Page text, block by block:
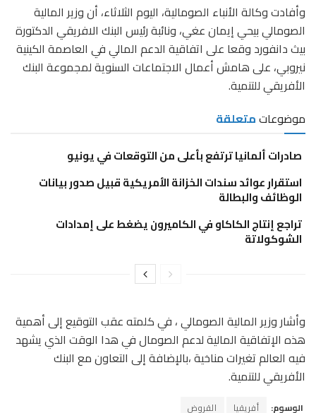
وأفادت وكالة الأنباء الصومالية، اليوم الثلاثاء، أن وزير المالية
الصومالي بيحي إيمان عغي، ونائبة رئيس البنك الافريقي الدكتورة
بيث دانفورد وقعا على اتفاقية الدعم المالي في العاصمة الكينية
نيروبي، على هامش أعمال الاجتماعات السنوية لمجموعة البنك
الأفريقي للتنمية.
موضوعاتمتعلقة
صادرات ألمانيا ترتفع بأعلى من التوقعات في يونيو
استقرار عوائد سندات الخزانة الأمريكية قبيل صدور بيانات
الوظائف والبطالة
تراجع إنتاج الكاكاو في الكاميرون يضغط على إمدادات
الشوكولاتة
وأشار وزير المالية الصومالي ، في كلمته عقب التوقيع إلى أهمية
هذه الإتفاقية المالية لدعم الصومال في هدا الوقت الذي يشهد
فيه العالم تغيرات مناخية ،بالإضافة إلى التعاون مع البنك
الأفريقي للتنمية.
الوسوم: أفريقيا القروض